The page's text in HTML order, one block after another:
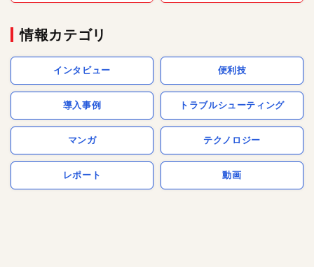
情報カテゴリ
インタビュー 便利技
導入事例 トラブルシューティング
マンガ テクノロジー
レポート 動画